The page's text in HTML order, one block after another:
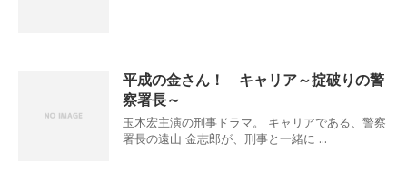
平成の金さん！ キャリア～掟破りの警
察署長～
玉木宏主演の刑事ドラマ。 キャリアである、警察
署長の遠山 金志郎が、刑事と一緒に ...